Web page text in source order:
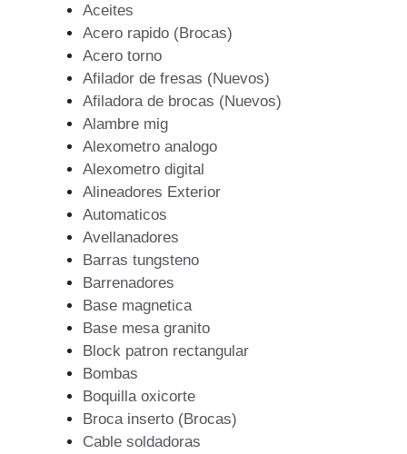
Aceites
Acero rapido (Brocas)
Acero torno
Afilador de fresas (Nuevos)
Afiladora de brocas (Nuevos)
Alambre mig
Alexometro analogo
Alexometro digital
Alineadores Exterior
Automaticos
Avellanadores
Barras tungsteno
Barrenadores
Base magnetica
Base mesa granito
Block patron rectangular
Bombas
Boquilla oxicorte
Broca inserto (Brocas)
Cable soldadoras